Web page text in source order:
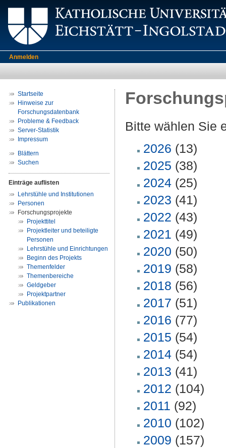
Anmelden
Startseite
Hinweise zur
Forschungsdatenbank
Probleme & Feedback
Server-Statistik
Impressum
Blättern
Suchen
Einträge auflisten
Lehrstühle und Institutionen
Personen
Forschungsprojekte
Projekttitel
Projektleiter und beteiligte
Personen
Lehrstühle und Einrichtungen
Beginn des Projekts
Themenfelder
Themenbereiche
Geldgeber
Projektpartner
Publikationen
Bitte wählen Sie
2026 (13)
2025 (38)
2024 (25)
2023 (41)
2022 (43)
2021 (49)
2020 (50)
2019 (58)
2018 (56)
2017 (51)
2016 (77)
2015 (54)
2014 (54)
2013 (41)
2012 (104)
2011 (92)
2010 (102)
2009 (157)